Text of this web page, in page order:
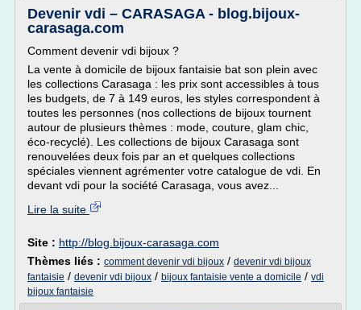
Devenir vdi – CARASAGA - blog.bijoux-
carasaga.com
Comment devenir vdi bijoux ?
La vente à domicile de bijoux fantaisie bat son plein avec
les collections Carasaga : les prix sont accessibles à tous
les budgets, de 7 à 149 euros, les styles correspondent à
toutes les personnes (nos collections de bijoux tournent
autour de plusieurs thèmes : mode, couture, glam chic,
éco-recyclé). Les collections de bijoux Carasaga sont
renouvelées deux fois par an et quelques collections
spéciales viennent agrémenter votre catalogue de vdi. En
devant vdi pour la société Carasaga, vous avez...
Lire la suite
Site : http://blog.bijoux-carasaga.com
Thèmes liés : comment devenir vdi bijoux / devenir vdi bijoux
fantaisie / devenir vdi bijoux / bijoux fantaisie vente a domicile / vdi
bijoux fantaisie